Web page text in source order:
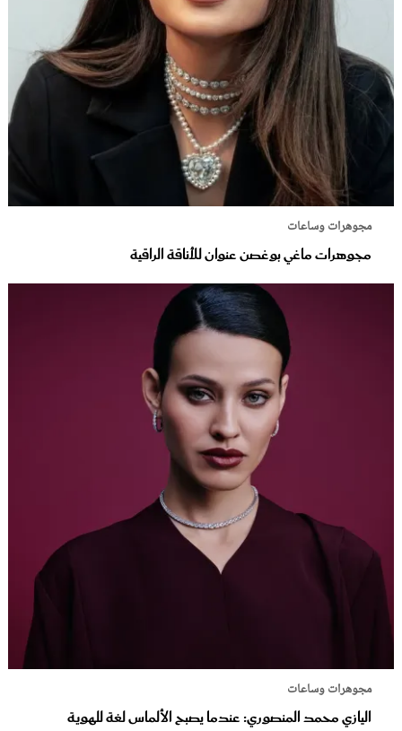
مجوهرات وساعات
مجوهرات ماغي بوغصن عنوان للأناقة الراقية
مجوهرات وساعات
اليازي محمد المنصوري: عندما يصبح الألماس لغة للهوية